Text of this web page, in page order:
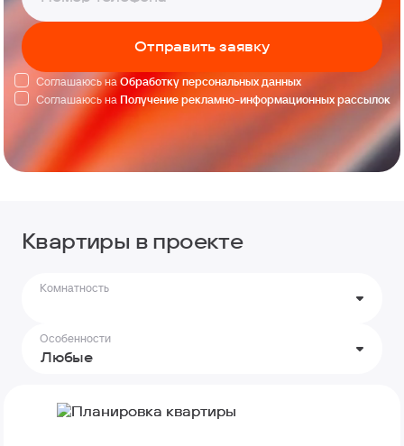
Отправить заявку
Соглашаюсь наОбработку персональных данных
Соглашаюсь на Получение рекламно-информационных рассылок
Квартиры в проекте
Комнатность
Особенности
Любые